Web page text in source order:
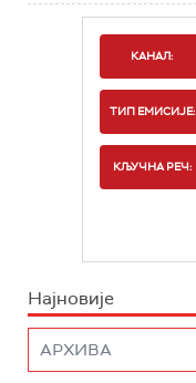
КАНАЛ:
ТИП ЕМИСИЈЕ:
КЉУЧНА РЕЧ:
Најновије